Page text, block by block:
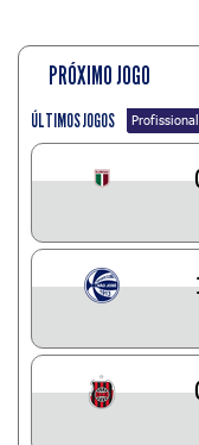
PRÓXIMO JOGO
ÚLTIMOS JOGOS Profissional